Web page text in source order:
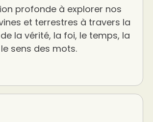
profonde à explorer nos
et terrestres à travers la
la vérité, la foi, le temps, la
sens des mots.